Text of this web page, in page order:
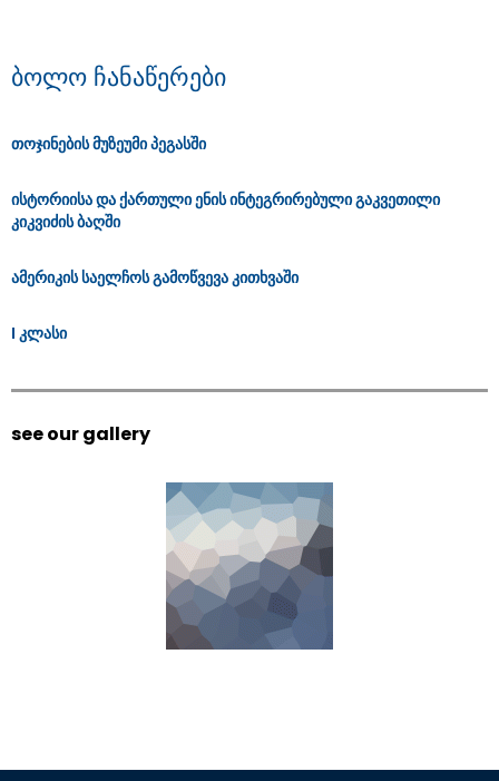
ბოლო ჩანაწერები
თოჯინების მუზეუმი პეგასში
ისტორიისა და ქართული ენის ინტეგრირებული გაკვეთილი
კიკვიძის ბაღში
ამერიკის საელჩოს გამოწვევა კითხვაში
I კლასი
see our gallery